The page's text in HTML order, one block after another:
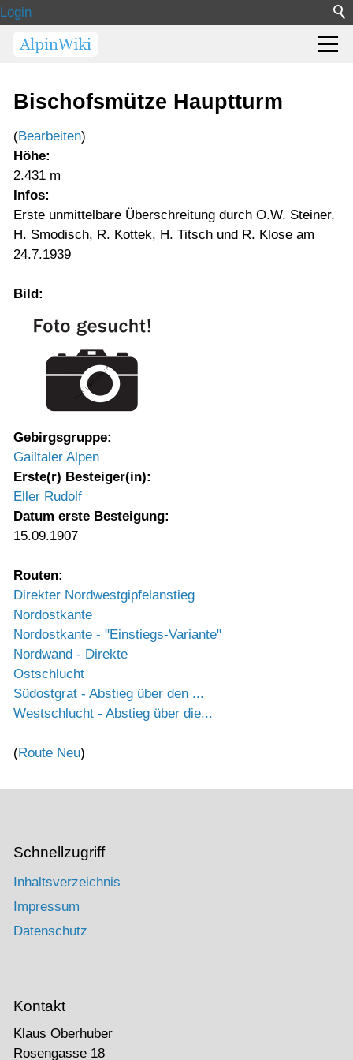
Login
Bischofsmütze Hauptturm
(Bearbeiten)
Höhe:
2.431 m
Infos:
Erste unmittelbare Überschreitung durch O.W. Steiner,
H. Smodisch, R. Kottek, H. Titsch und R. Klose am
24.7.1939
Bild:
Gebirgsgruppe:
Gailtaler Alpen
Erste(r) Besteiger(in):
Eller Rudolf
Datum erste Besteigung:
15.09.1907
Routen:
Direkter Nordwestgipfelanstieg
Nordostkante
Nordostkante - "Einstiegs-Variante"
Nordwand - Direkte
Ostschlucht
Südostgrat - Abstieg über den ...
Westschlucht - Abstieg über die...
(Route Neu)
Schnellzugriff
Inhaltsverzeichnis
Impressum
Datenschutz
Kontakt
Klaus Oberhuber
Rosengasse 18